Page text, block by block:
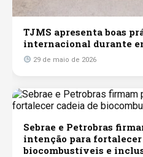
TJMS apresenta boas
internacional durante
29 de maio de 2026
Sebrae e Petrobras
intenção para fortalecer
biocombustíveis e